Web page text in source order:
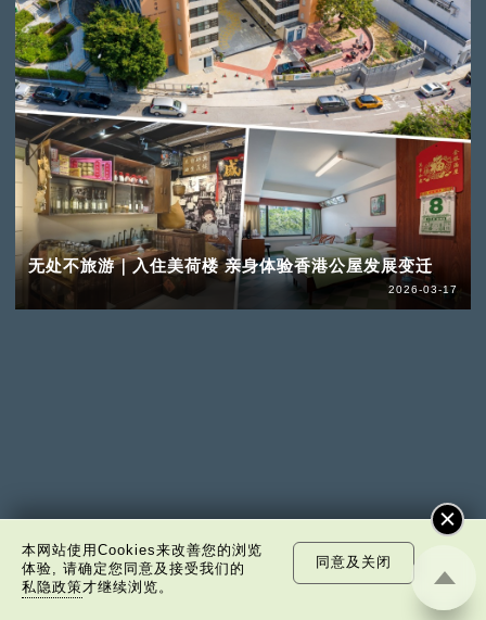
无处不旅游｜入住美荷楼 亲身体验香港公屋发展变迁
2026-03-17
本网站使用Cookies来改善您的浏览
体验, 请确定您同意及接受我们的
私隐政策才继续浏览。
同意及关闭